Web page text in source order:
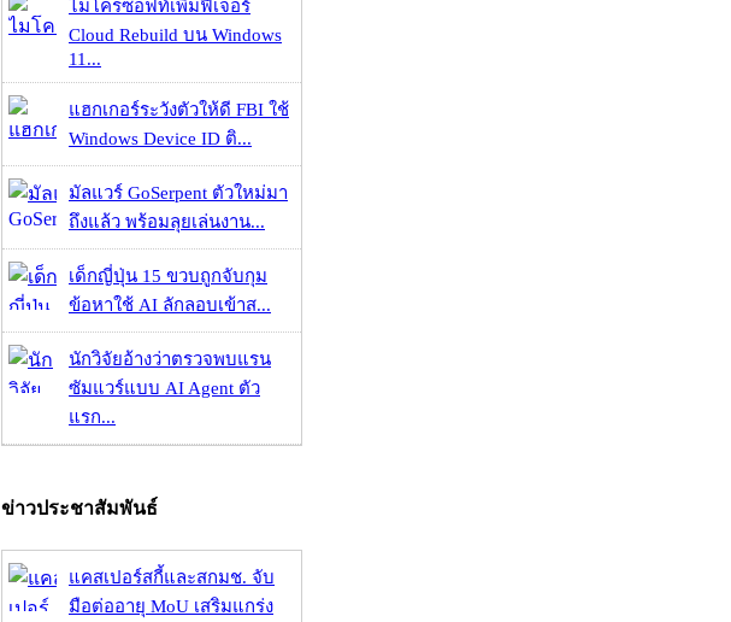
ไมโครซอฟท์เพิ่มฟีเจอร์
Cloud Rebuild บน Windows
11...
แฮกเกอร์ระวังตัวให้ดี FBI ใช้
Windows Device ID ติ...
มัลแวร์ GoSerpent ตัวใหม่มา
ถึงแล้ว พร้อมลุยเล่นงาน...
เด็กญี่ปุ่น 15 ขวบถูกจับกุม
ข้อหาใช้ AI ลักลอบเข้าส...
นักวิจัยอ้างว่าตรวจพบแรน
ซัมแวร์แบบ AI Agent ตัว
แรก...
ข่าวประชาสัมพันธ์
แคสเปอร์สกี้และสกมช. จับ
มือต่ออายุ MoU เสริมแกร่ง